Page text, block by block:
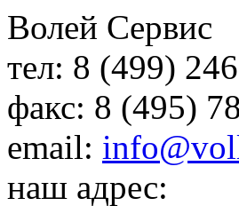
Волей Сервис
тел: 8 (499)
факс: 8 (495)
email:
наш адрес: